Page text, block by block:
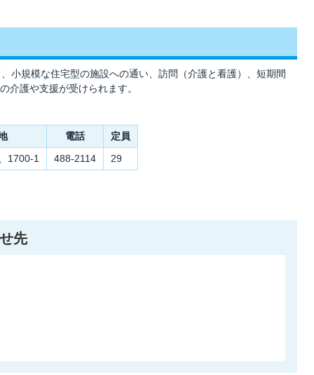
小規模な住宅型の施設への通い、訪問（介護と看護）、短期間
介護や支援が受けられます。
電話
定員
1700-1
488-2114 29
先